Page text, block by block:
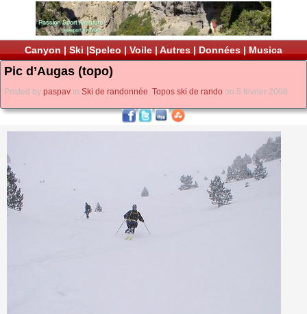
Canyon | Ski |Speleo | Voile | Autres | Données | Musica
Pic d’Augas (topo)
Posted by paspav in Ski de randonnée, Topos ski de rando on 5 février 2008